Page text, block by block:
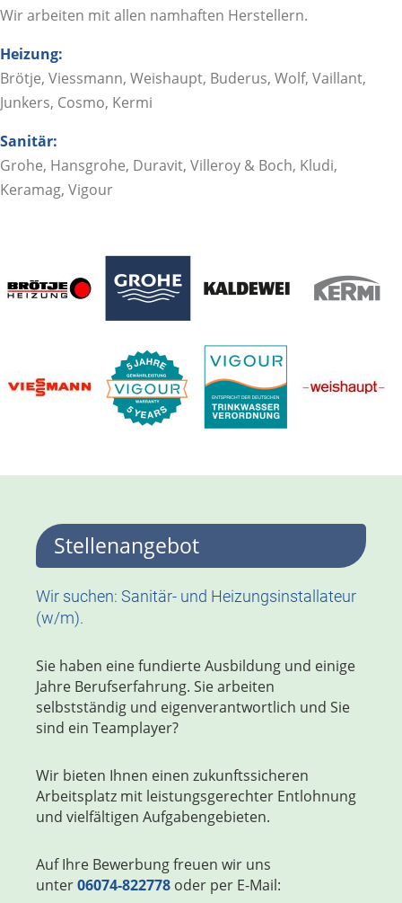
Wir arbeiten mit allen namhaften Herstellern.
Heizung:
Brötje, Viessmann, Weishaupt, Buderus, Wolf, Vaillant,
Junkers, Cosmo, Kermi
Sanitär:
Grohe, Hansgrohe, Duravit, Villeroy & Boch, Kludi,
Keramag, Vigour
Stellenangebot
Wir suchen: Sanitär- und Heizungsinstallateur
(w/m).
Sie haben eine fundierte Ausbildung und einige
Jahre Berufserfahrung. Sie arbeiten
selbstständig und eigenverantwortlich und Sie
sind ein Teamplayer?
Wir bieten Ihnen einen zukunftssicheren
Arbeitsplatz mit leistungsgerechter Entlohnung
und vielfältigen Aufgabengebieten.
Auf Ihre Bewerbung freuen wir uns
unter06074-822778 oder per E-Mail: